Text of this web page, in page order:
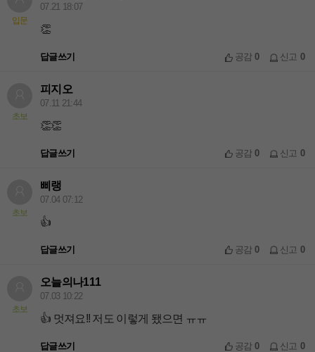
입문
07.21 18:07
👏
답글쓰기 공감0 신고 0
초보
피지오
07.11 21:44
👏👏
답글쓰기 공감0 신고 0
초보
삐랭
07.04 07:12
👍
답글쓰기 공감0 신고 0
초보
오늘의나111
07.03 10:22
👍 멋져요!! 저도 이렇게 됐으면 ㅠㅠ
답글쓰기 공감0 신고 0